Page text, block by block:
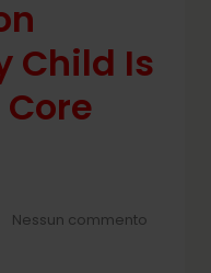
Child Is
Nessun commento